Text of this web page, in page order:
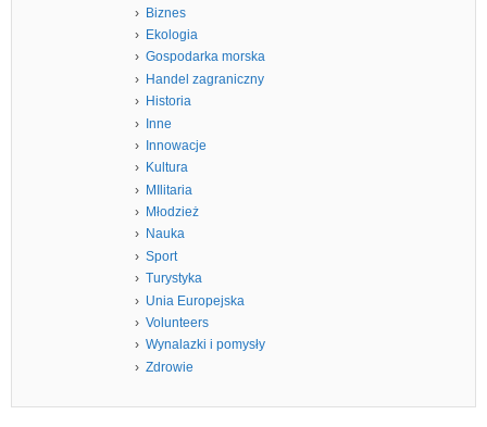
Biznes
Ekologia
Gospodarka morska
Handel zagraniczny
Historia
Inne
Innowacje
Kultura
MIlitaria
Młodzież
Nauka
Sport
Turystyka
Unia Europejska
Volunteers
Wynalazki i pomysły
Zdrowie